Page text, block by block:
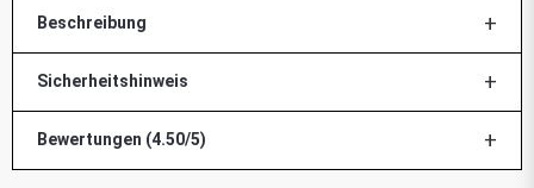
Beschreibung
Sicherheitshinweis
Bewertungen (4.50/5)